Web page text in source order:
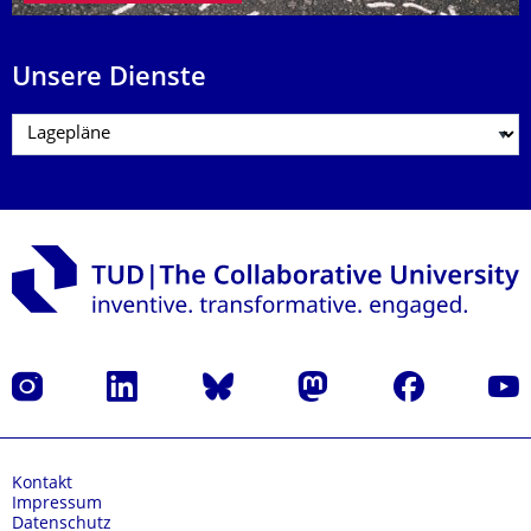
Unsere Dienste
Instagram LinkedIn Bluesky Mastodon Facebook
Kontakt
Impressum
Datenschutz